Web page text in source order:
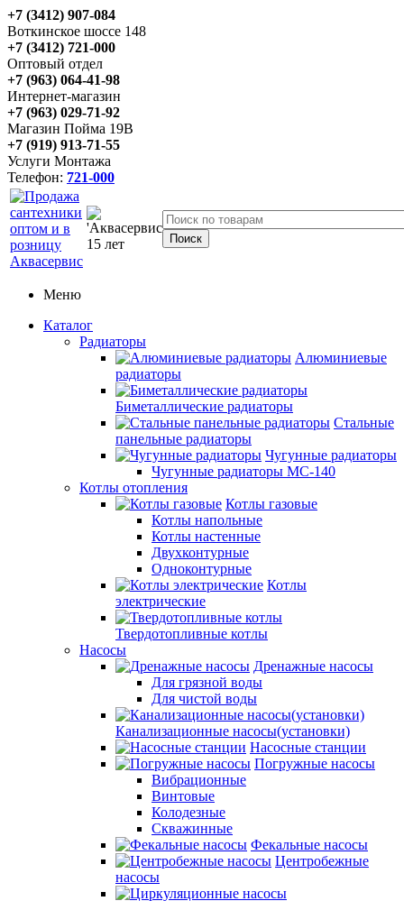
+7 (3412) 907-084
Воткинское шоссе 148
+7 (3412) 721-000
Оптовый отдел
+7 (963) 064-41-98
Интернет-магазин
+7 (963) 029-71-92
Магазин Пойма 19В
+7 (919) 913-71-55
Услуги Монтажа
Телефон: 721-000
Меню
Каталог
Радиаторы
Алюминиевые
радиаторы
Биметаллические радиаторы
Стальные
панельные радиаторы
Чугунные радиаторы
Чугунные радиаторы МС-140
Котлы отопления
Котлы газовые
Котлы напольные
Котлы настенные
Двухконтурные
Одноконтурные
Котлы
электрические
Твердотопливные котлы
Насосы
Дренажные насосы
Для грязной воды
Для чистой воды
Канализационные насосы(установки)
Насосные станции
Погружные насосы
Вибрационные
Винтовые
Колодезные
Скважинные
Фекальные насосы
Центробежные
насосы